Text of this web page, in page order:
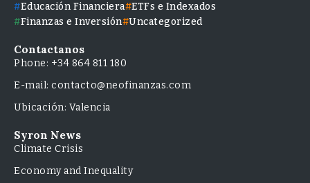
Educación Financiera ETFs e Indexados
Finanzas e Inversión Uncategorized
Contactanos
Phone: +34 864 811 180
E-mail: contacto@neofinanzas.com
Ubicación: Valencia
Syron News
Climate Crisis
Economy and Inequality